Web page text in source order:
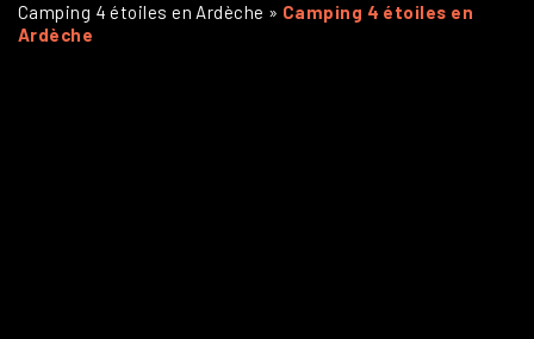
Camping 4 étoiles en Ardèche » Camping 4 étoiles en
Ardèche